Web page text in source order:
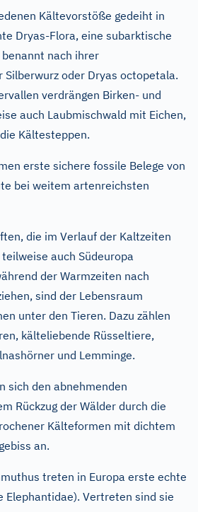
Kältevorstöße gedeiht in
Dryas-Flora, eine subarktische
nach ihrer
Silberwurz oder Dryas octopetala.
verdrängen Birken- und
auch Laubmischwald mit Eichen,
Kältesteppen.
erste sichere fossile Belege von
bei weitem artenreichsten
die im Verlauf der Kaltzeiten
auch Südeuropa
der Warmzeiten nach
sind der Lebensraum
unter den Tieren. Dazu zählen
kälteliebende Rüsseltiere,
und Lemminge.
sich den abnehmenden
Rückzug der Wälder durch die
Kälteformen mit dichtem
an.
treten in Europa erste echte
Elephantidae). Vertreten sind sie